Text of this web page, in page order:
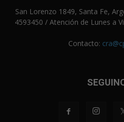
San Lorenzo 1849, Santa Fe,
4593450 / Atención de Lunes a
Contacto: